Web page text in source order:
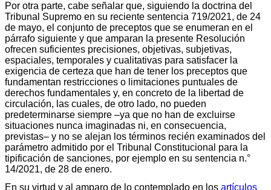
Por otra parte, cabe señalar que, siguiendo la doctrina del
Tribunal Supremo en su reciente sentencia 719/2021, de 24
de mayo, el conjunto de preceptos que se enumeran en el
párrafo siguiente y que amparan la presente Resolución
ofrecen suficientes precisiones, objetivas, subjetivas,
espaciales, temporales y cualitativas para satisfacer la
exigencia de certeza que han de tener los preceptos que
fundamentan restricciones o limitaciones puntuales de
derechos fundamentales y, en concreto de la libertad de
circulación, las cuales, de otro lado, no pueden
predeterminarse siempre –ya que no han de excluirse
situaciones nunca imaginadas ni, en consecuencia,
previstas– y no se alejan los términos recién examinados del
parámetro admitido por el Tribunal Constitucional para la
tipificación de sanciones, por ejemplo en su sentencia n.°
14/2021, de 28 de enero.
En su virtud y al amparo de lo contemplado en los artículos